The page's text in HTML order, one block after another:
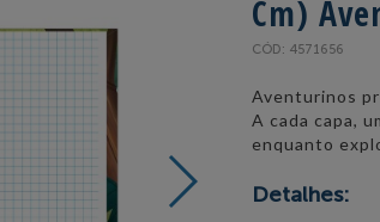
Cm)
CÓD: 4571656
Aventurinos
A cada capa,
enquanto
Detalhes: